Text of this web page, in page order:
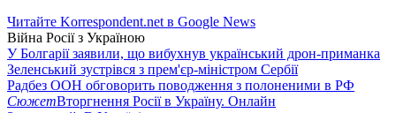
Читайте Korrespondent.net в Google News
Війна Росії з Україною
У Болгарії заявили, що вибухнув український дрон-приманка
Зеленський зустрівся з прем'єр-міністром Сербії
Радбез ООН обговорить поводження з полоненими в РФ
СюжетВторгнення Росії в Україну. Онлайн